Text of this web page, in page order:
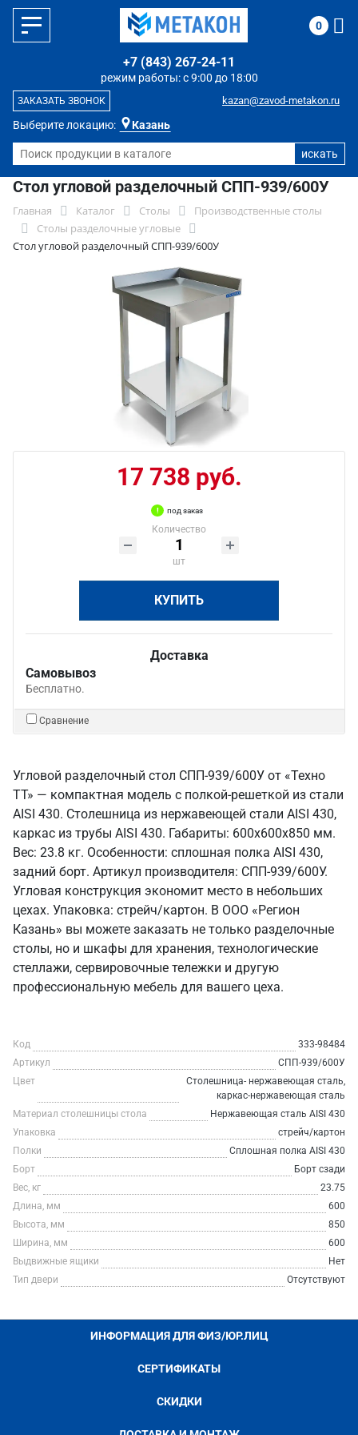
Выберите локацию: Казань
режим работы: с 9:00 до 18:00
+7 (843) 267-24-11
kazan@zavod-metakon.ru
ЗАКАЗАТЬ ЗВОНОК
0
Стол угловой разделочный СПП-939/600У
Главная Каталог Столы
Производственные столы
Столы разделочные угловые
Стол угловой разделочный СПП-939/600У
17 738 руб.
под заказ
Количество
шт
КУПИТЬ
Доставка
Самовывоз
Бесплатно.
Сравнение
Угловой разделочный стол СПП-939/600У от «Техно
ТТ» — компактная модель с полкой-решеткой из стали
AISI 430. Столешница из нержавеющей стали AISI 430,
каркас из трубы AISI 430. Габариты: 600x600x850 мм.
Вес: 23.8 кг. Особенности: сплошная полка AISI 430,
задний борт. Артикул производителя: СПП-939/600У.
Угловая конструкция экономит место в небольших
цехах. Упаковка: стрейч/картон. В ООО «Регион
Казань» вы можете заказать не только разделочные
столы, но и шкафы для хранения, технологические
стеллажи, сервировочные тележки и другую
профессиональную мебель для вашего цеха.
Код
333-98484
Артикул
СПП-939/600У
Цвет
Столешница- нержавеющая сталь,
каркас-нержавеющая сталь
Материал столешницы стола
Нержавеющая сталь AISI 430
Упаковка
стрейч/картон
Полки
Сплошная полка AISI 430
Борт
Борт сзади
Вес, кг
23.75
Длина, мм
600
Высота, мм
850
Ширина, мм
600
Выдвижные ящики
Нет
Тип двери
Отсутствуют
ИНФОРМАЦИЯ ДЛЯ ФИЗ/ЮР.ЛИЦ
СЕРТИФИКАТЫ
СКИДКИ